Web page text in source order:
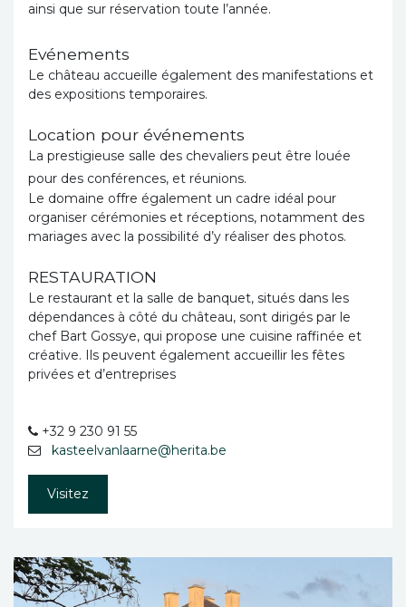
ainsi que sur réservation toute l’année.
Evénements
Le château accueille également des manifestations et
des expositions temporaires.
Location pour événements
La prestigieuse salle des chevaliers peut être louée
pour des conférences, et réunions.
Le domaine offre également un cadre idéal pour
organiser cérémonies et réceptions, notamment des
mariages avec la possibilité d’y réaliser des photos.
RESTAURATION
Le restaurant et la salle de banquet, situés dans les
dépendances à côté du château, sont dirigés par le
chef Bart Gossye, qui propose une cuisine raffinée et
créative. Ils peuvent également accueillir les fêtes
privées et d’entreprises
+32 9 230 91 55
kasteelvanlaarne@herita.be
Visitez